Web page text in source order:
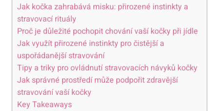
Jak kočka zahrabává misku: přirozené instinkty a
stravovací rituály
Proč je důležité pochopit chování vaší kočky při jídle
Jak využít přirozené instinkty pro čistější a
uspořádanější stravování
Tipy a triky pro ovládnutí stravovacích návyků kočky
Jak správné prostředí může podpořit zdravější
stravování vaší kočky
Key Takeaways